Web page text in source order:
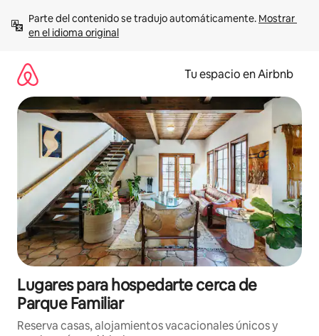
contenido
Parte del contenido se tradujo automáticamente. Mostrar
en el idioma original
Tu espacio en Airbnb
Lugares para hospedarte cerca de
Parque Familiar
Reserva casas, alojamientos vacacionales únicos y